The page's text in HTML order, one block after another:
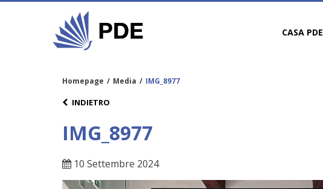
CASA PDE
Homepage / Media / IMG_8977
INDIETRO
IMG_8977
10 Settembre 2024